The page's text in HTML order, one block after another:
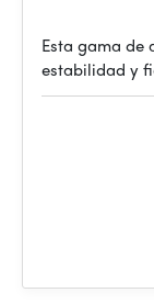
Esta gama de
estabilidad y